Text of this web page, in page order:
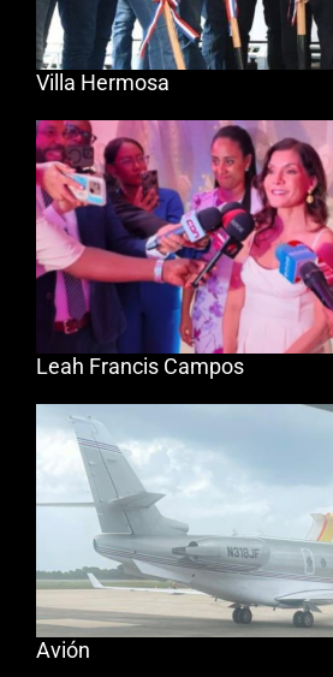
Villa Hermosa
Leah Francis Campos
Avión